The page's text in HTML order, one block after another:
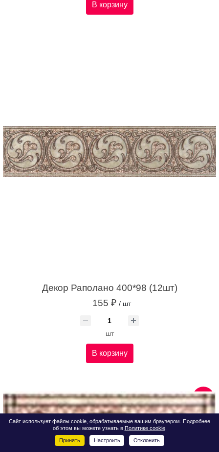
В корзину
Декор Раполано 400*98 (12шт)
155 ₽ / шт
шт
В корзину
Сайт использует файлы cookie, обрабатываемые вашим браузером. Подробнее
об этом вы можете узнать в Политике cookie.
Принять Настроить Отклонить